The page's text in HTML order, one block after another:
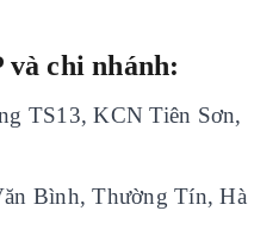
và chi nhánh:
TS13, KCN Tiên Sơn,
Bình, Thường Tín, Hà